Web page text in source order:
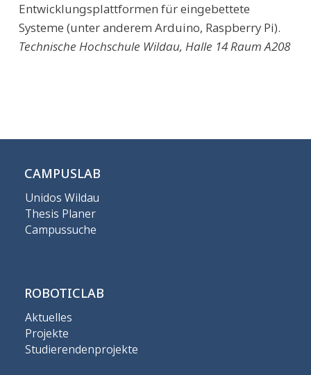
Entwicklungsplattformen für eingebettete
Systeme (unter anderem Arduino, Raspberry Pi).
Technische Hochschule Wildau, Halle 14 Raum A208
CAMPUSLAB
Unidos Wildau
Thesis Planer
Campussuche
ROBOTICLAB
Aktuelles
Projekte
Studierendenprojekte